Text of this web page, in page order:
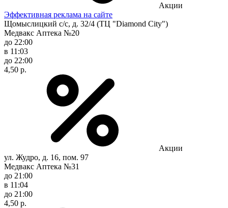
Акции
Эффективная реклама на сайте
Щомыслицкий с/с, д. 32/4 (ТЦ "Diamond City")
Медвакс Аптека №20
до 22:00
в 11:03
до 22:00
4,50 р.
Акции
ул. Жудро, д. 16, пом. 97
Медвакс Аптека №31
до 21:00
в 11:04
до 21:00
4,50 р.